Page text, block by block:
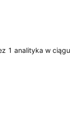
1 analityka w ciągu